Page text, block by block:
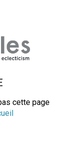
cette page